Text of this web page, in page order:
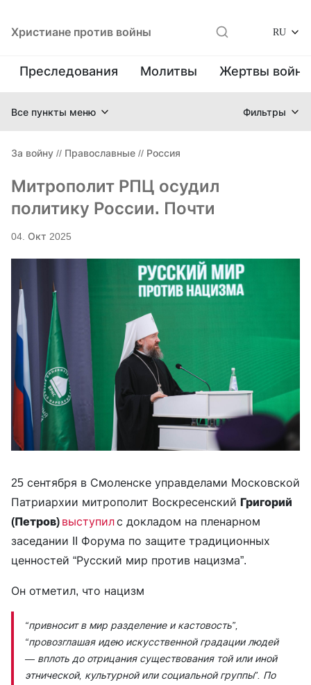
Христиане против войны RU
Преследования Молитвы Жертвы
Все пункты меню Фильтры
За войну // Православные // Россия
Митрополит РПЦ осудил
политику России. Почти
04. Окт 2025
25 сентября в Смоленске управделами Московской
Патриархии митрополит Воскресенский Григорий
(Петров) выступилс докладом на пленарном
заседании II Форума по защите традиционных
ценностей “Русский мир против нацизма”.
Он отметил, что нацизм
“привносит в мир разделение и кастовость”,
“провозглашая идею искусственной градации людей
— вплоть до отрицания существования той или иной
этнической, культурной или социальной группы”. По